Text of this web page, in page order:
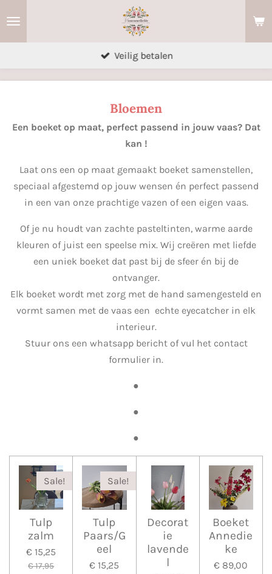
hoofdinhoud
Veilig betalen
Bloemen
Een boeket op maat, perfect passend in jouw vaas? Dat
kan !
Laat ons een op maat gemaakt boeket samenstellen,
speciaal afgestemd op jouw wensen én perfect passend
in een van onze prachtige vazen of een eigen vaas.
Of je nu houdt van zachte pasteltinten, warme aarde
kleuren of juist een speelse mix. Wij creëren met liefde
een uniek boeket dat past bij de sfeer én bij de
ontvanger.
Elk boeket wordt met zorg met de hand samengesteld en
vormt samen met de vaas een echte eyecatcher in elk
interieur.
Stuur ons een whatsapp bericht of vul het contact
formulier in.
●
●
●
Sale!
Tulp
zalm
€ 15,25
€ 17,95
Sale!
Tulp
Paars/G
eel
€ 15,25
Decorat
ie
lavende
l
Boeket
Annedie
ke
€ 89,00